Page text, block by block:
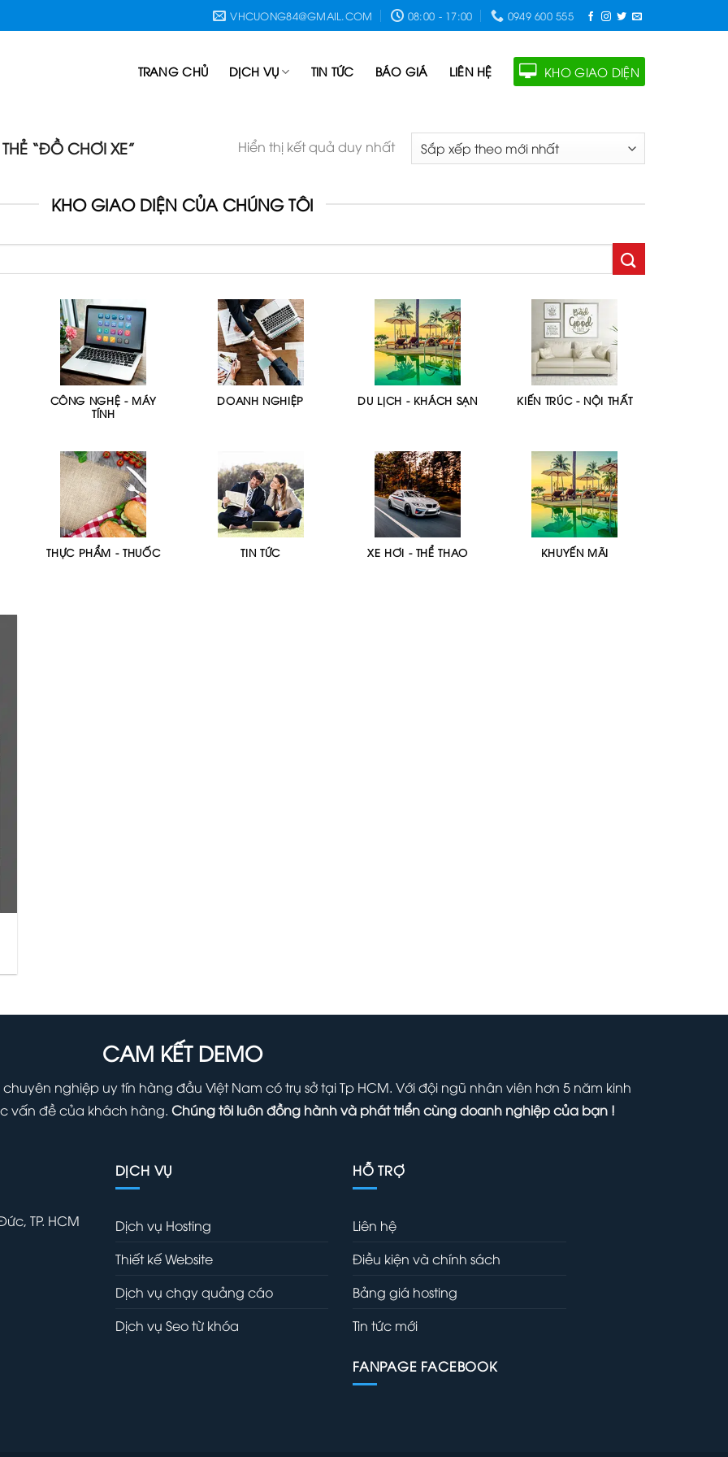
VHCUONG84@GMAIL.COM 08:00 - 17:00 0949 600 555
TRANG CHỦ DỊCH VỤ TIN TỨC BÁO GIÁ LIÊN HỆ KHO GIAO DIỆN
“ĐỒ CHƠI XE” Hiển thị kết quả duy nhất
KHO GIAO DIỆN CỦA CHÚNG TÔI
CÔNG NGHỆ - MÁY
TÍNH
DOANH NGHIỆP DU LỊCH - KHÁCH SẠN KIẾN TRÚC - NỘI THẤT
THỰC PHẨM - THUỐC TIN TỨC XE HƠI - THỂ THAO KHUYẾN MÃI
CAM KẾT DEMO
nghiệp uy tín hàng đầu Việt Nam có trụ sở tại Tp HCM. Với đội ngũ nhân viên hơn 5 năm kinh
vấn đề của khách hàng. Chúng tôi luôn đồng hành và phát triển cùng doanh nghiệp của bạn !
TP. HCM
DỊCH VỤ
Dịch vụ Hosting
Thiết kế Website
Dịch vụ chạy quảng cáo
Dịch vụ Seo từ khóa
HỖ TRỢ
Liên hệ
Điều kiện và chính sách
Bảng giá hosting
Tin tức mới
FANPAGE FACEBOOK